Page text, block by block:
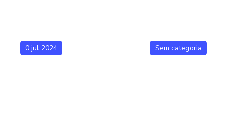
0 jul 2024 Sem categoria